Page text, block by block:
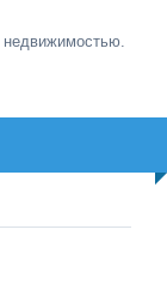
недвижимостью.